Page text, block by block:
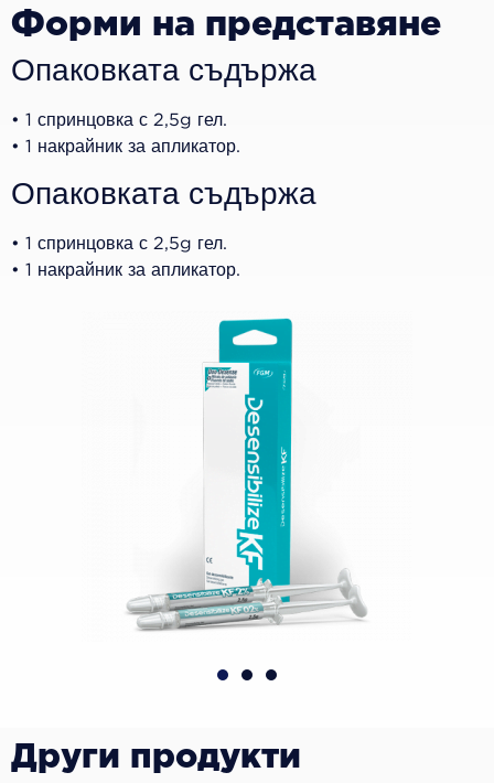
Форми на представяне
Опаковката съдържа
• 1 спринцовка с 2,5g гел.
• 1 накрайник за апликатор.
Опаковката съдържа
• 1 спринцовка с 2,5g гел.
• 1 накрайник за апликатор.
Други продукти